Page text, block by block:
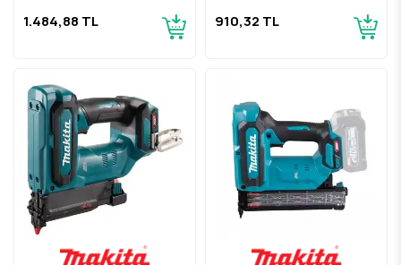
1.484,88 TL 910,32 TL